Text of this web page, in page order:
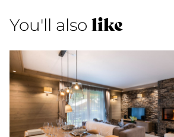
You'll also like